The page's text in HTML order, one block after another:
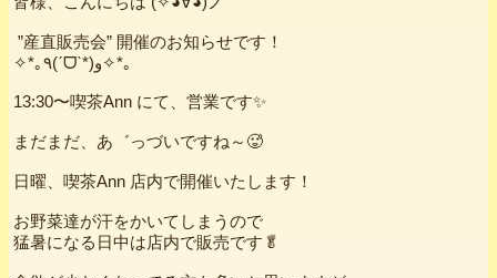
”産直販売会” 開催のお知らせです！
✧*｡٩(ˊᗜˋ*)و✧*｡
13:30〜喫茶Ann にて、営業です✨
まだまだ、あ゛っづいですね～🥵
日曜、喫茶Ann 店内で開催いたします！
お野菜達が汗をかいてしまうので
猛暑になる日中は店内で販売です🥬